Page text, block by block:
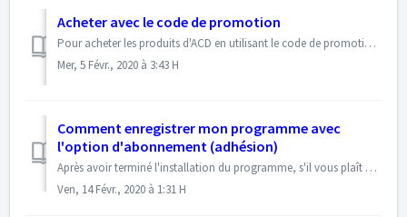
Acheter avec le code de promotion
Pour acheter les produits d'ACD en utilisant le code de promotion, veuillez suivre les étapes suivantes : Aller à la page des produits, par exemple AC...
Mer, 5 Févr., 2020 à 3:43 H
Comment enregistrer mon programme avec
l'option d'abonnement (adhésion)
Après avoir terminé l'installation du programme, s'il vous plaît utilisez les étapes suivantes pour enregistrer le programme comme un abonnement. La...
Ven, 14 Févr., 2020 à 1:31 H